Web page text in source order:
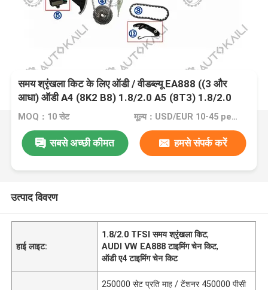
समय श्रृंखला किट के लिए ऑडी / वीडब्ल्यू EA888 ((3 और
आधा) ऑडी A4 (8K2 B8) 1.8/2.0 A5 (8T3) 1.8/2.0
TFSI 15- 06K109158AD 8*170
MOQ：10 सेट मूल्य：USD/EUR 10-45 per set
सबसे अच्छी कीमत हमसे संपर्क करें
उत्पाद विवरण
हाई लाइट:
1.8/2.0 TFSI समय श्रृंखला किट,
AUDI VW EA888 टाइमिंग चेन किट,
ऑडी ए4 टाइमिंग चेन किट
250000 सेट प्रति माह / टेंशनर 450000 पीसी